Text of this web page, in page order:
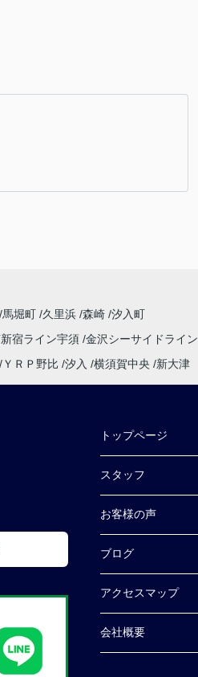
馬堀町 久里浜 森崎 汐入町
宿ライン宇須 金沢シーサイドライン
ＹＲＰ野比 汐入 横須賀中央 新大津
トップページ
スタッフ
お客様の声
ブログ
アクセスマップ
会社概要